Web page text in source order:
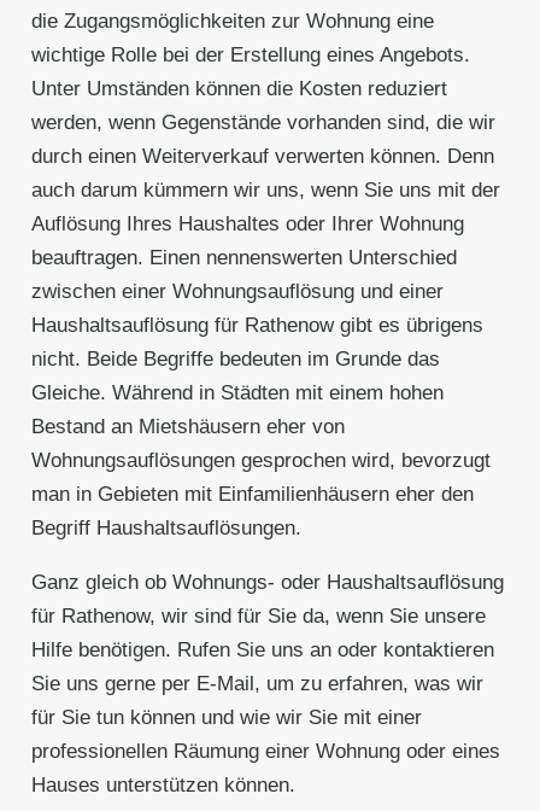
die Zugangsmöglichkeiten zur Wohnung eine
wichtige Rolle bei der Erstellung eines Angebots.
Unter Umständen können die Kosten reduziert
werden, wenn Gegenstände vorhanden sind, die wir
durch einen Weiterverkauf verwerten können. Denn
auch darum kümmern wir uns, wenn Sie uns mit der
Auflösung Ihres Haushaltes oder Ihrer Wohnung
beauftragen. Einen nennenswerten Unterschied
zwischen einer Wohnungsauflösung und einer
Haushaltsauflösung für Rathenow gibt es übrigens
nicht. Beide Begriffe bedeuten im Grunde das
Gleiche. Während in Städten mit einem hohen
Bestand an Mietshäusern eher von
Wohnungsauflösungen gesprochen wird, bevorzugt
man in Gebieten mit Einfamilienhäusern eher den
Begriff Haushaltsauflösungen.
Ganz gleich ob Wohnungs- oder Haushaltsauflösung
für Rathenow, wir sind für Sie da, wenn Sie unsere
Hilfe benötigen. Rufen Sie uns an oder kontaktieren
Sie uns gerne per E-Mail, um zu erfahren, was wir
für Sie tun können und wie wir Sie mit einer
professionellen Räumung einer Wohnung oder eines
Hauses unterstützen können.